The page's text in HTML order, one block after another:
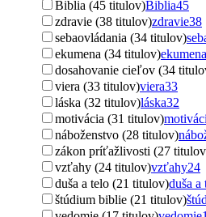
Biblia (45 titulov)Biblia45
zdravie (38 titulov)zdravie38
sebaovládania (34 titulov)
ekumena (34 titulov)ekumena
dosahovanie cieľov (34
viera (33 titulov)viera33
láska (32 titulov)láska32
motivácia (31 titulov)
náboženstvo (28 titulov)
zákon príťažlivosti (27
vzťahy (24 titulov)vzťahy24
duša a telo (21 titulov)duša a
štúdium biblie (21 titulov)